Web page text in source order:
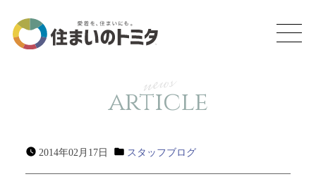
news
article
2014年02月17日 スタッフブログ